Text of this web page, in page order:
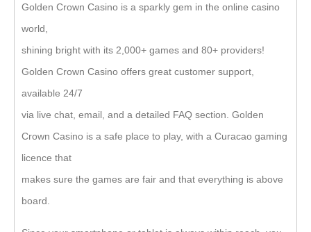
Golden Crown Casino is a sparkly gem in the online casino
world,
shining bright with its 2,000+ games and 80+ providers!
Golden Crown Casino offers great customer support,
available 24/7
via live chat, email, and a detailed FAQ section. Golden
Crown Casino is a safe place to play, with a Curacao gaming
licence that
makes sure the games are fair and that everything is above
board.